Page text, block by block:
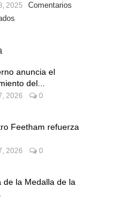
2025
Comentarios
anuncia el
del...
2026 0
Feetham refuerza
2026 0
de la Medalla de la